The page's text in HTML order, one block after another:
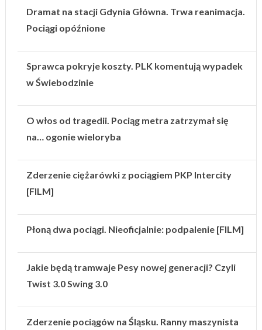
Dramat na stacji Gdynia Główna. Trwa reanimacja.
Pociągi opóźnione
Sprawca pokryje koszty. PLK komentują wypadek
w Świebodzinie
O włos od tragedii. Pociąg metra zatrzymał się
na… ogonie wieloryba
Zderzenie ciężarówki z pociągiem PKP Intercity
[FILM]
Płoną dwa pociągi. Nieoficjalnie: podpalenie [FILM]
Jakie będą tramwaje Pesy nowej generacji? Czyli
Twist 3.0 Swing 3.0
Zderzenie pociągów na Śląsku. Ranny maszynista